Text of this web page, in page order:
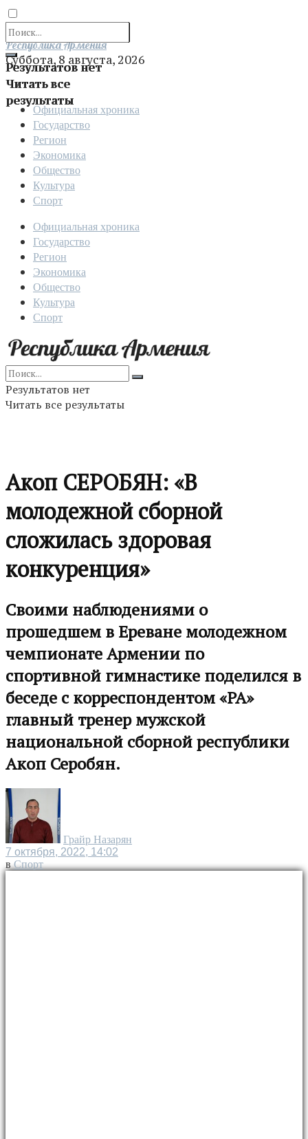
Результатов нет
Читать все
результаты
Отправить
Республика Армения
Суббота, 8 августа, 2026
Официальная хроника
Государство
Регион
Экономика
Общество
Культура
Спорт
Официальная хроника
Государство
Регион
Экономика
Общество
Культура
Спорт
Результатов нет
Читать все результаты
Акоп СЕРОБЯН: «В
молодежной сборной
сложилась здоровая
конкуренция»
Своими наблюдениями о
прошедшем в Ереване молодежном
чемпионате Армении по
спортивной гимнастике поделился в
беседе с корреспондентом «РА»
главный тренер мужской
национальной сборной республики
Акоп Серобян.
Грайр Назарян
7 октября, 2022, 14:02
в Спорт